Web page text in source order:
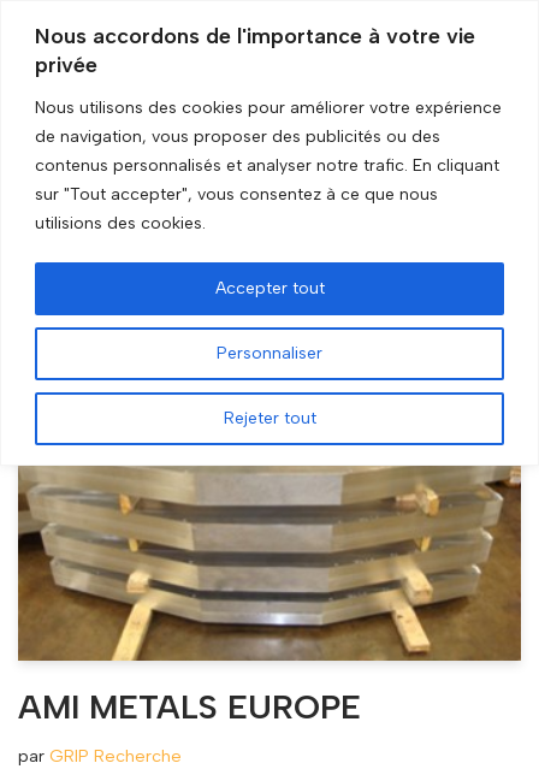
Nous accordons de l'importance à votre vie
privée
Nous utilisons des cookies pour améliorer votre expérience
de navigation, vous proposer des publicités ou des
contenus personnalisés et analyser notre trafic. En cliquant
sur "Tout accepter", vous consentez à ce que nous
utilisions des cookies.
Personnaliser
Rejeter tout
Accepter tout
Aller
au
contenu
Accueil»Boeing
Boeing
AMI METALS EUROPE
par GRIP Recherche